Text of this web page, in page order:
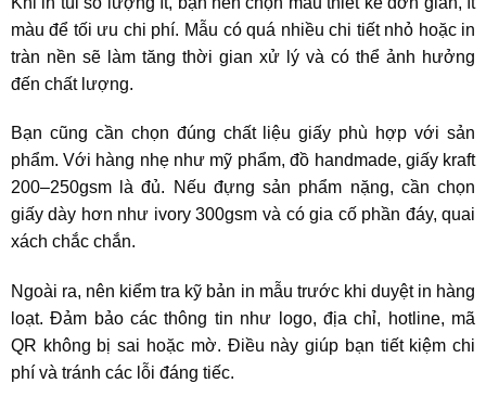
màu để tối ưu chi phí. Mẫu có quá nhiều chi tiết nhỏ hoặc in
tràn nền sẽ làm tăng thời gian xử lý và có thể ảnh hưởng
đến chất lượng.
Bạn cũng cần chọn đúng chất liệu giấy phù hợp với sản
phẩm. Với hàng nhẹ như mỹ phẩm, đồ handmade, giấy kraft
200–250gsm là đủ. Nếu đựng sản phẩm nặng, cần chọn
giấy dày hơn như ivory 300gsm và có gia cố phần đáy, quai
xách chắc chắn.
Ngoài ra, nên kiểm tra kỹ bản in mẫu trước khi duyệt in hàng
loạt. Đảm bảo các thông tin như logo, địa chỉ, hotline, mã
QR không bị sai hoặc mờ. Điều này giúp bạn tiết kiệm chi
phí và tránh các lỗi đáng tiếc.